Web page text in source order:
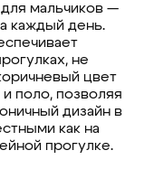
мальчиков —
каждый день.
не
цвет
поло, позволяя
дизайн в
как на
прогулке.